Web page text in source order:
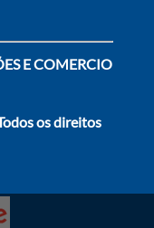
E COMERCIO
os direitos